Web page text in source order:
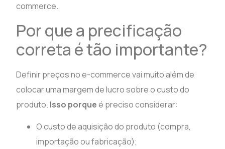
commerce.
Por que a precificação
correta é tão importante?
Definir preços no e-commerce vai muito além de
colocar uma margem de lucro sobre o custo do
produto. Isso porqueé preciso considerar:
O custo de aquisição do produto (compra,
importação ou fabricação);